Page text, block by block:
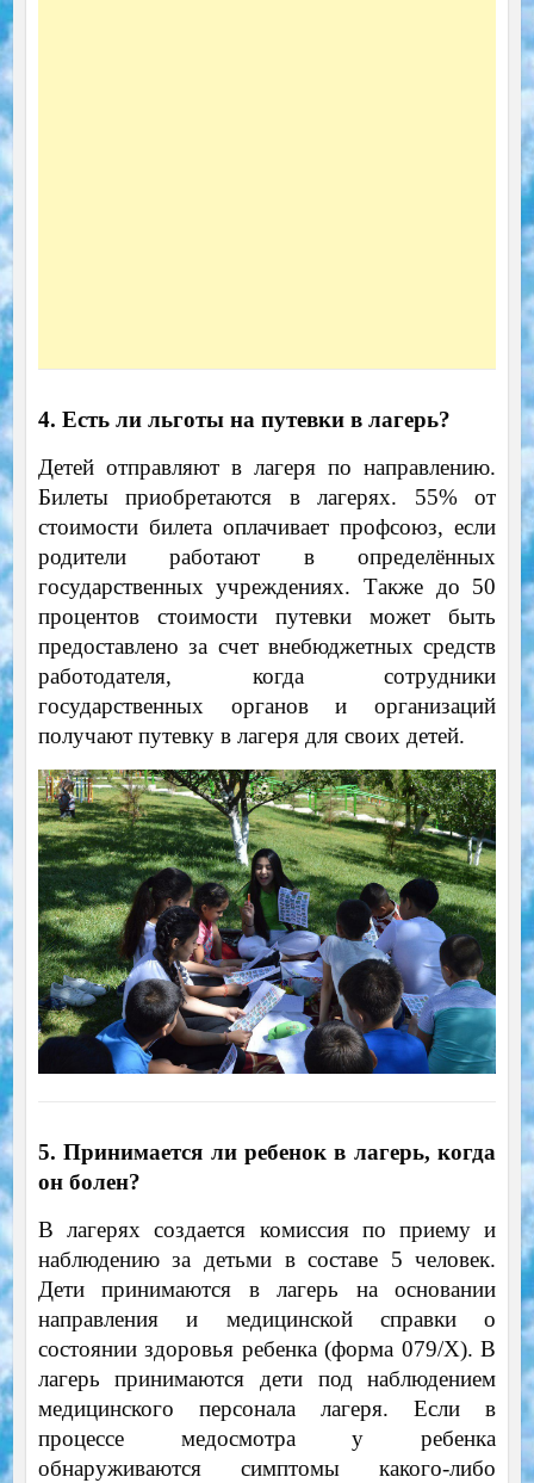
4. Есть ли льготы на путевки в лагерь?
Детей отправляют в лагеря по направлению.
Билеты приобретаются в лагерях. 55% от
стоимости билета оплачивает профсоюз, если
родители работают в определённых
государственных учреждениях. Также до 50
процентов стоимости путевки может быть
предоставлено за счет внебюджетных средств
работодателя, когда сотрудники
государственных органов и организаций
получают путевку в лагеря для своих детей.
5. Принимается ли ребенок в лагерь, когда
он болен?
В лагерях создается комиссия по приему и
наблюдению за детьми в составе 5 человек.
Дети принимаются в лагерь на основании
направления и медицинской справки о
состоянии здоровья ребенка (форма 079/X). В
лагерь принимаются дети под наблюдением
медицинского персонала лагеря. Если в
процессе медосмотра у ребенка
обнаруживаются симптомы какого-либо